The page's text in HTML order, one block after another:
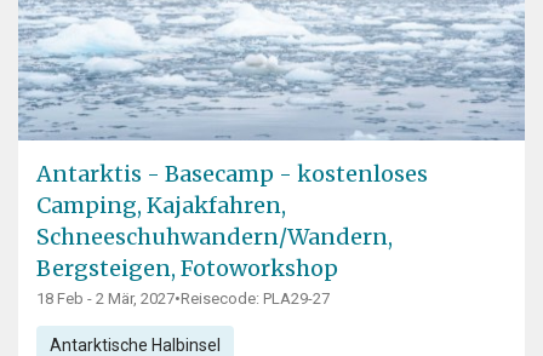
Antarktis - Basecamp - kostenloses
Camping, Kajakfahren,
Schneeschuhwandern/Wandern,
Bergsteigen, Fotoworkshop
18 Feb - 2 Mär, 2027•Reisecode: PLA29-27
Antarktische Halbinsel